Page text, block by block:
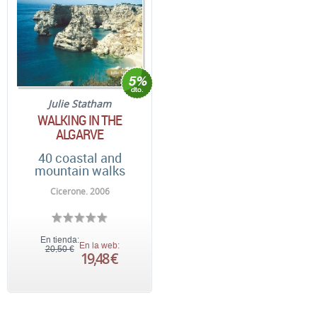
Julie Statham
WALKING IN THE
ALGARVE
40 coastal and
mountain walks
Cicerone. 2006
En tienda:
20,50 € En la web:
19,48 €